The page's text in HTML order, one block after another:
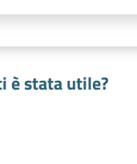
è stata utile?